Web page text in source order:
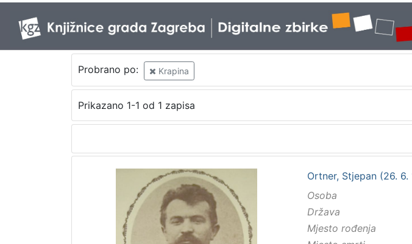
Probrano po: Krapina
Prikazano 1-1 od 1 zapisa
Ortner, Stjepan (26. 6.
Osoba
Država
Mjesto rođenja